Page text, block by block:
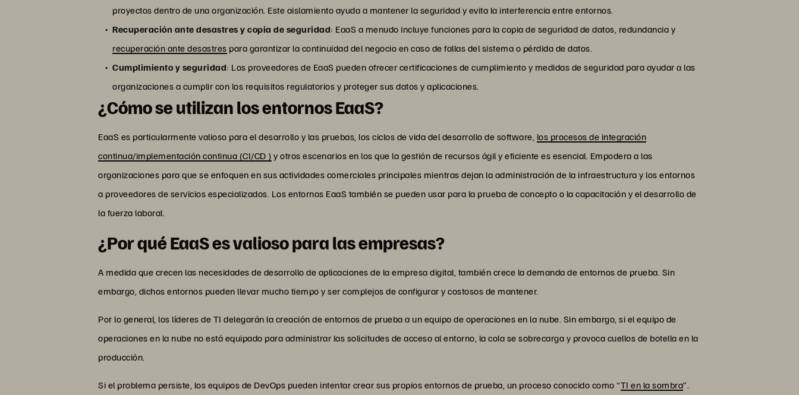
proyectos dentro de una organización. Este aislamiento ayuda a mantener la seguridad y evita la interferencia entre entornos.
Recuperación ante desastres y copia de seguridad: EaaS a menudo incluye funciones para la copia de seguridad de datos, redundancia y
recuperación ante desastres para garantizar la continuidad del negocio en caso de fallas del sistema o pérdida de datos.
Cumplimiento y seguridad: Los proveedores de EaaS pueden ofrecer certificaciones de cumplimiento y medidas de seguridad para ayudar a las
organizaciones a cumplir con los requisitos regulatorios y proteger sus datos y aplicaciones.
¿Cómo se utilizan los entornos EaaS?
EaaS es particularmente valioso para el desarrollo y las pruebas, los ciclos de vida del desarrollo de software, los procesos de integración
continua/implementación continua (CI/CD ) y otros escenarios en los que la gestión de recursos ágil y eficiente es esencial. Empodera a las
organizaciones para que se enfoquen en sus actividades comerciales principales mientras dejan la administración de la infraestructura y los entornos
a proveedores de servicios especializados. Los entornos EaaS también se pueden usar para la prueba de concepto o la capacitación y el desarrollo de
la fuerza laboral.
¿Por qué EaaS es valioso para las empresas?
A medida que crecen las necesidades de desarrollo de aplicaciones de la empresa digital, también crece la demanda de entornos de prueba. Sin
embargo, dichos entornos pueden llevar mucho tiempo y ser complejos de configurar y costosos de mantener.
Por lo general, los líderes de TI delegarán la creación de entornos de prueba a un equipo de operaciones en la nube. Sin embargo, si el equipo de
operaciones en la nube no está equipado para administrar las solicitudes de acceso al entorno, la cola se sobrecarga y provoca cuellos de botella en la
producción.
Si el problema persiste, los equipos de DevOps pueden intentar crear sus propios entornos de prueba, un proceso conocido como “TI en la sombra”.